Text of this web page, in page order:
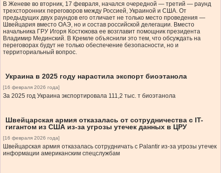
В Женеве во вторник, 17 февраля, начался очередной — третий — раунд
трехсторонних переговоров между Россией, Украиной и США. От
предыдущих двух раундов его отличает не только место проведения —
Швейцария вместо ОАЭ, но и состав российской делегации. Вместо
начальника ГРУ Игоря Костюкова ее возглавит помощник президента
Владимир Мединский. В Кремле объяснили это тем, что обсуждать на
переговорах будут не только обеспечение безопасности, но и
территориальный вопрос.
Украина в 2025 году нарастила экспорт биоэтанола
[16 февраля 2026 года]
За 2025 год Украина экспортировала 111,2 тыс. т биоэтанола
Швейцарская армия отказалась от сотрудничества с IT-
гигантом из США из-за угрозы утечек данных в ЦРУ
[16 февраля 2026 года]
Швейцарская армия отказалась сотрудничать с Palantir из-за угрозы утечек
информации американским спецслужбам